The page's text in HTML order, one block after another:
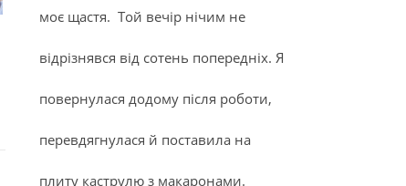
моє щастя. Той вечір нічим не
відрізнявся від сотень попередніх. Я
повернулася додому після роботи,
перевдягнулася й поставила на
плиту каструлю з макаронами.